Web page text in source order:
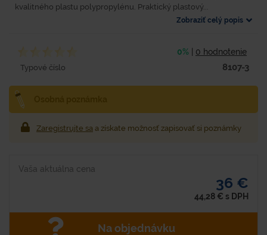
kvalitného plastu polypropylénu. Praktický plastový...
Zobraziť celý popis
0% 0 hodnotenie
Typové číslo 8107-3
Zaregistrujte sa a získate možnosť zapisovať si poznámky
Vaša aktuálna cena
36 €
44,28 € s DPH
Na objednávku